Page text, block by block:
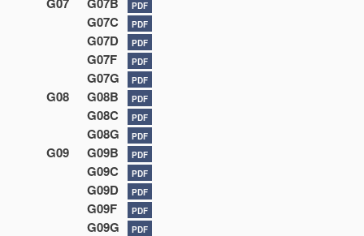
PDF
G07C PDF
G07D PDF
G07F PDF
G07G PDF
G08 G08B PDF
G08C PDF
G08G PDF
G09 G09B PDF
G09C PDF
G09D PDF
G09F PDF
G09G PDF